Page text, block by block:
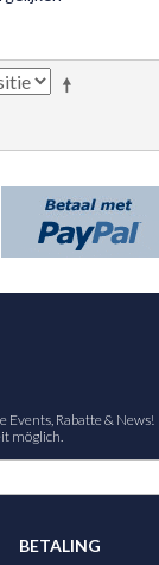
Rabatte & News!
möglich.
BETALING